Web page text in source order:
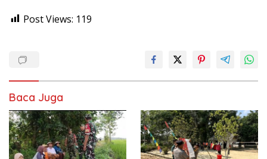
Post Views: 119
Baca Juga